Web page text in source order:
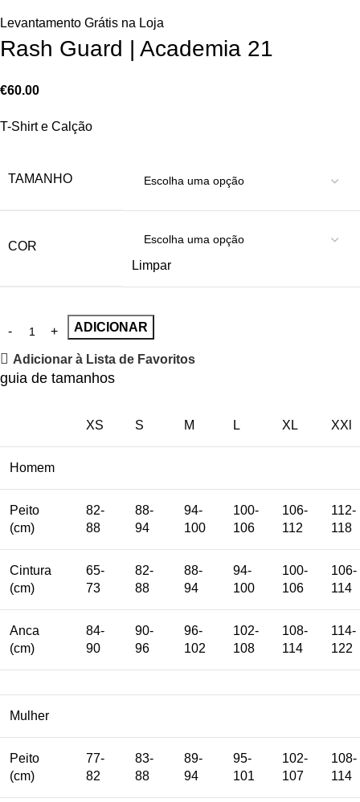
Levantamento Grátis na Loja
Rash Guard | Academia 21
€60.00
T-Shirt e Calção
TAMANHO
COR
Limpar
ADICIONAR
Adicionar à Lista de Favoritos
guia de tamanhos
XS S M L XL XXl
Homem
Peito
(cm)
82-
88
88-
94
94-
100
100-
106
106-
112
112-
118
Cintura
(cm)
65-
73
82-
88
88-
94
94-
100
100-
106
106-
114
Anca
(cm)
84-
90
90-
96
96-
102
102-
108
108-
114
114-
122
Mulher
Peito
(cm)
77-
82
83-
88
89-
94
95-
101
102-
107
108-
114